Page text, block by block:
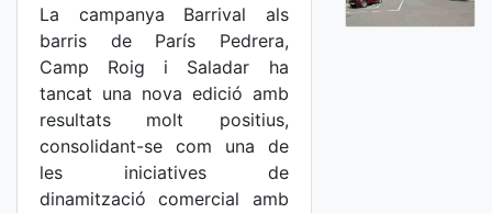
La campanya Barrival als
barris de París Pedrera,
Camp Roig i Saladar ha
tancat una nova edició amb
resultats molt positius,
consolidant-se com una de
les iniciatives de
dinamització comercial amb